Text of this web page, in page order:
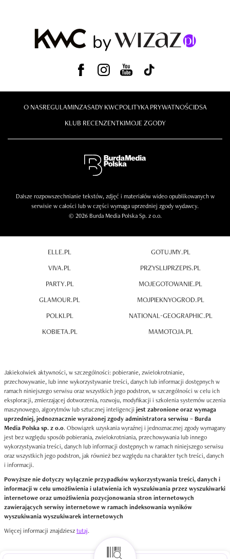
O NASREGULAMINZASADY KWCPOLITYKA PRYWATNOŚCIDSA
KLUB RECENZENTKIMOJE ZGODY
Dalsze rozpowszechnianie tekstów, zdjęć i materiałów wideo opublikowanych w
serwisie w całości lub w części wymaga uprzedniej zgody wydawcy.
© 2026 Burda Media Polska Sp. z o.o.
ELLE.PL
VIVA.PL
PARTY.PL
GLAMOUR.PL
POLKI.PL
KOBIETA.PL
GOTUJMY.PL
PRZYSLIJPRZEPIS.PL
MOJEGOTOWANIE.PL
MOJPIEKNYOGROD.PL
NATIONAL-GEOGRAPHIC.PL
MAMOTOJA.PL
Jakiekolwiek aktywności, w szczególności: pobieranie, zwielokrotnianie,
przechowywanie, lub inne wykorzystywanie treści, danych lub informacji dostępnych w
ramach niniejszego serwisu oraz wszystkich jego podstron, w szczególności w celu ich
eksploracji, zmierzającej dotworzenia, rozwoju, modyfikacji i szkolenia systemów uczenia
maszynowego, algorytmów lub sztucznej inteligencji jest zabronione oraz wymaga
uprzedniej, jednoznacznie wyrażonej zgody administratora serwisu – Burda
Media Polska sp. z o.o. Obowiązek uzyskania wyraźnej i jednoznacznej zgody wymagany
jest bez względu sposób pobierania, zwielokrotniania, przechowywania lub innego
wykorzystywania treści, danych lub informacji dostępnych w ramach niniejszego serwisu
oraz wszystkich jego podstron, jak również bez względu na charakter tych treści, danych
i informacji.
Powyższe nie dotyczy wyłącznie przypadków wykorzystywania treści, danych i
informacji w celu umożliwienia i ułatwienia ich wyszukiwania przez wyszukiwarki
internetowe oraz umożliwienia pozycjonowania stron internetowych
zawierających serwisy internetowe w ramach indeksowania wyników
wyszukiwania wyszukiwarek internetowych
Więcej informacji znajdziesztutaj.